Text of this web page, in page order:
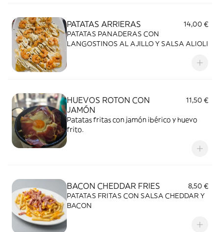
PATATAS ARRIERAS
14,00 €
PATATAS PANADERAS CON
LANGOSTINOS AL AJILLO Y SALSA ALIOLI
HUEVOS ROTON CON
JAMÓN
11,50 €
Patatas fritas con jamón ibérico y huevo
frito.
BACON CHEDDAR FRIES
8,50 €
PATATAS FRITAS CON SALSA CHEDDAR Y
BACON